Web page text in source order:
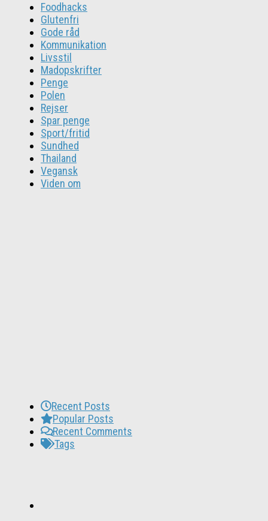
Foodhacks
Glutenfri
Gode råd
Kommunikation
Livsstil
Madopskrifter
Penge
Polen
Rejser
Spar penge
Sport/fritid
Sundhed
Thailand
Vegansk
Viden om
Recent Posts
Popular Posts
Recent Comments
Tags